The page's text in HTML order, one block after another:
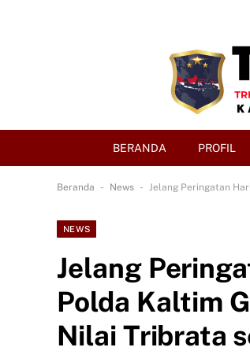
BERANDA PROFIL
Beranda - News - Jelang Peringatan
NEWS
Jelang
Polda Kaltim
Nilai Tribrata